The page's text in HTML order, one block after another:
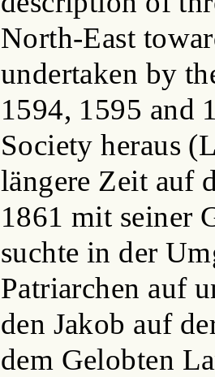
North-East
undertaken by
1594, 1595 and
Society heraus
längere Zeit auf
1861 mit seiner
suchte in der
Patriarchen auf
den Jakob auf
dem Gelobten